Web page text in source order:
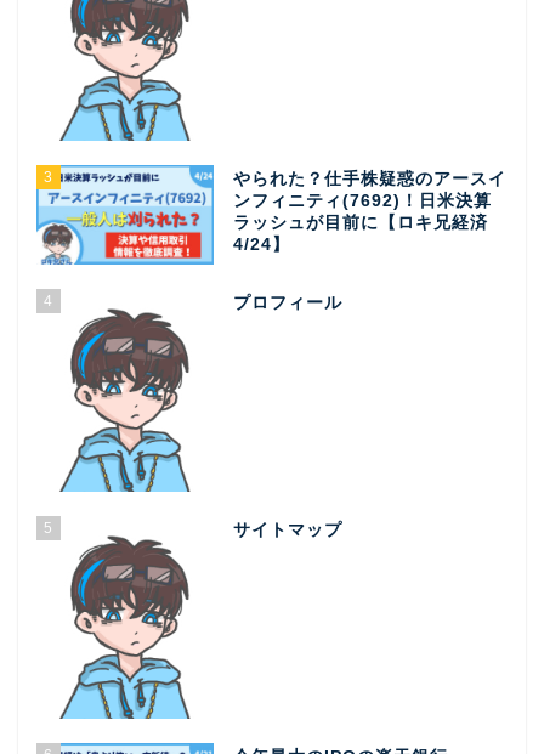
3
やられた？仕手株疑惑のアースイ
ンフィニティ(7692)！日米決算
ラッシュが目前に【ロキ兄経済
4/24】
4 プロフィール
5 サイトマップ